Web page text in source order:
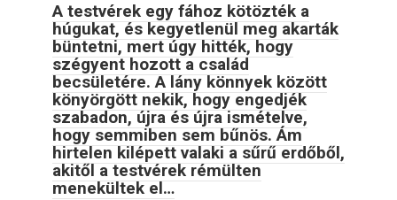
A testvérek egy fához kötözték a
húgukat, és kegyetlenül meg akarták
büntetni, mert úgy hitték, hogy
szégyent hozott a család
becsületére. A lány könnyek között
könyörgött nekik, hogy engedjék
szabadon, újra és újra ismételve,
hogy semmiben sem bűnös. Ám
hirtelen kilépett valaki a sűrű erdőből,
akitől a testvérek rémülten
menekültek el…